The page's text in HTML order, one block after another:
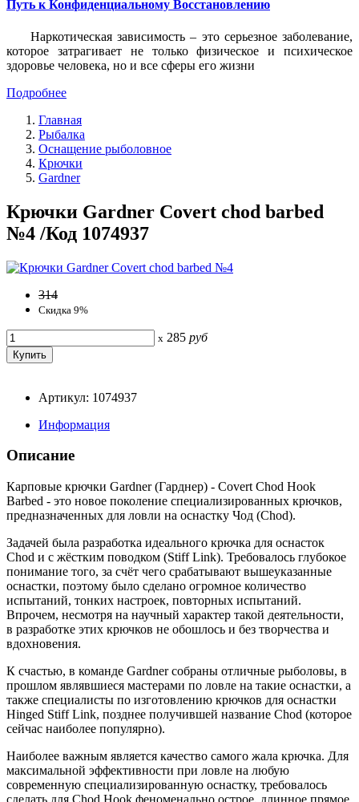
Путь к Конфиденциальному Восстановлению
Наркотическая зависимость – это серьезное заболевание,
которое затрагивает не только физическое и психическое
здоровье человека, но и все сферы его жизни
Подробнее
Главная
Рыбалка
Оснащение рыболовное
Крючки
Gardner
Крючки Gardner Covert chod barbed
№4 /Код 1074937
314
Скидка 9%
x 285 руб
Артикул: 1074937
Информация
Описание
Карповые крючки Gardner (Гарднер) - Covert Chod Hook
Barbed - это новое поколение специализированных крючков,
предназначенных для ловли на оснастку Чод (Chod).
Задачей была разработка идеального крючка для оснасток
Chod и с жёстким поводком (Stiff Link). Требовалось глубокое
понимание того, за счёт чего срабатывают вышеуказанные
оснастки, поэтому было сделано огромное количество
испытаний, тонких настроек, повторных испытаний.
Впрочем, несмотря на научный характер такой деятельности,
в разработке этих крючков не обошлось и без творчества и
вдохновения.
К счастью, в команде Gardner собраны отличные рыболовы, в
прошлом являвшиеся мастерами по ловле на такие оснастки, а
также специалисты по изготовлению крючков для оснастки
Hinged Stiff Link, позднее получившей название Chod (которое
сейчас наиболее популярно).
Наиболее важным является качество самого жала крючка. Для
максимальной эффективности при ловле на любую
современную специализированную оснастку, требовалось
сделать для Chod Hook феноменально острое, длинное прямое